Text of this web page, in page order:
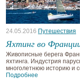
24.05.2016 Путешествия
Яхтинг во
Живописные берега
яхтинга. Индустрия
многолетнюю историю и
Подробнее